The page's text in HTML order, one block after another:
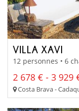
VILLA XAVI
12 personnes • 6
2 678 € - 3 929
Costa Brava -